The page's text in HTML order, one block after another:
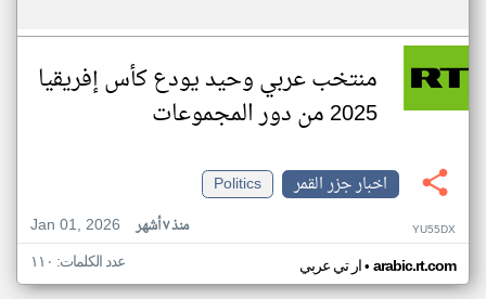
منتخب عربي وحيد يودع كأس إفريقيا
2025 من دور المجموعات
اخبار جزر القمر
Politics
Jan 01, 2026
منذ ٧ أشهر YU55DX
ار تي عربي• arabic.rt.com عدد الكلمات: ١١٠